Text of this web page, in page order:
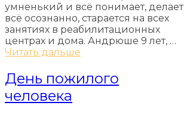
умненький и всё понимает, делает
всё осознанно, старается на всех
занятиях в реабилитационных
центрах и дома. Андрюше 9 лет, …
Читать дальше
День пожилого
человека